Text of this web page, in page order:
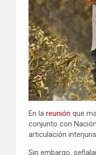
En la reunión que
conjunto con
articulación
Sin embargo,